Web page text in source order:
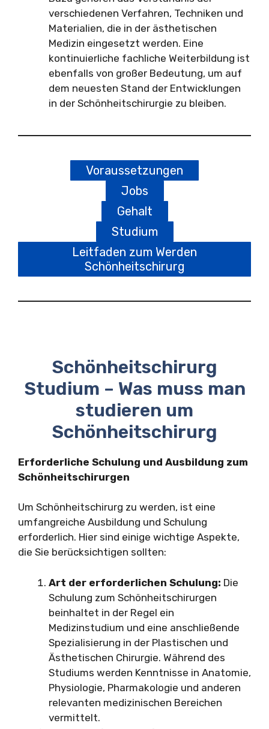
verschiedenen Verfahren, Techniken und
Materialien, die in der ästhetischen
Medizin eingesetzt werden. Eine
kontinuierliche fachliche Weiterbildung ist
ebenfalls von großer Bedeutung, um auf
dem neuesten Stand der Entwicklungen
in der Schönheitschirurgie zu bleiben.
Voraussetzungen
Jobs
Gehalt
Studium
Leitfaden zum Werden
Schönheitschirurg
Schönheitschirurg
Studium – Was muss man
studieren um
Schönheitschirurg
Erforderliche Schulung und Ausbildung zum
Schönheitschirurgen
Um Schönheitschirurg zu werden, ist eine
umfangreiche Ausbildung und Schulung
erforderlich. Hier sind einige wichtige Aspekte,
die Sie berücksichtigen sollten:
Art der erforderlichen Schulung: Die
Schulung zum Schönheitschirurgen
beinhaltet in der Regel ein
Medizinstudium und eine anschließende
Spezialisierung in der Plastischen und
Ästhetischen Chirurgie. Während des
Studiums werden Kenntnisse in Anatomie,
Physiologie, Pharmakologie und anderen
relevanten medizinischen Bereichen
vermittelt.